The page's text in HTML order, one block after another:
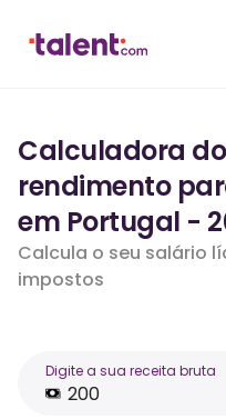
Calculadora
rendimento
em Portugal -
Calcula o seu salário
impostos
Digite a sua receita bruta